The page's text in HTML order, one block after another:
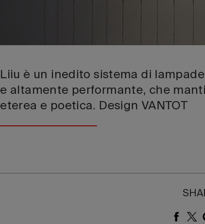
Liiu è un inedito sistema di
e altamente performante, che
eterea e poetica. Design VANTOT